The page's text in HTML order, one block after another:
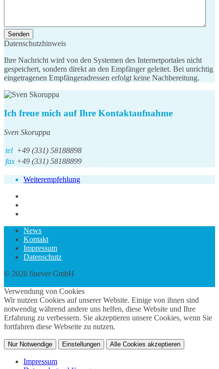
Senden
Datenschutzhinweis
Ihre Nachricht wird von den Systemen des Internetportales nicht
gespeichert, sondern direkt an den Empfänger geleitet. Bei unrichtig
eingetragenen Empfängeradressen erfolgt keine Nachbereitung.
Ich freue mich auf Ihre Kontaktaufnahme
Sven Skoruppa
tel +49 (331) 58188898
fax +49 (331) 58188899
Weiterempfehlung
News
Kontakt
Impressum
Datenschutz
© 2026 finever GmbH
Verwendung von Cookies
Wir nutzen Cookies auf unserer Website. Einige von ihnen sind
notwendig während andere uns helfen, diese Website und Ihre
Erfahrung zu verbessern. Sie akzeptieren unsere Cookies, wenn Sie
fortfahren diese Webseite zu nutzen.
Nur Notwendige Einstellungen Alle Cookies akzeptieren
Impressum